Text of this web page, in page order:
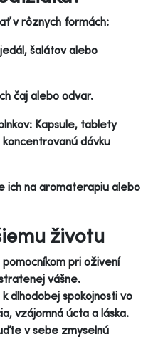
v rôznych formách:
šalátov alebo
čaj alebo odvar.
Kapsule, tablety
dávku
ich na aromaterapiu alebo
životu
pri oživení
vášne.
dlhodobej spokojnosti vo
vzájomná úcta a láska.
v sebe zmyselnú